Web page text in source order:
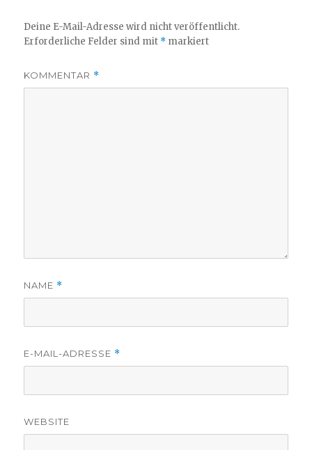
Deine E-Mail-Adresse wird nicht veröffentlicht.
Erforderliche Felder sind mit * markiert
KOMMENTAR *
NAME *
E-MAIL-ADRESSE *
WEBSITE